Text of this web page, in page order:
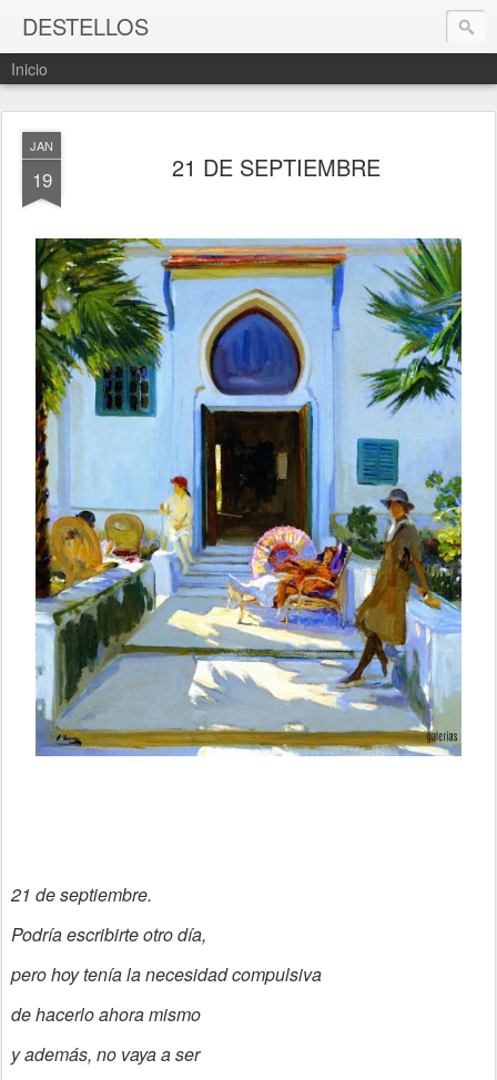
DESTELLOS
Inicio
JAN
19 21 DE SEPTIEMBRE
21 de septiembre.
Podría escribirte otro día,
pero hoy tenía la necesidad compulsiva
de hacerlo ahora mismo
y además, no vaya a ser